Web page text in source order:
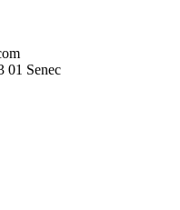
01 Senec